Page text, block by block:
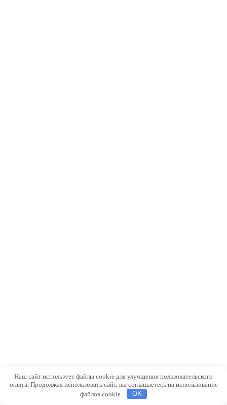
Наш сайт использует файлы cookie для улучшения пользовательского
опыта. Продолжая использовать сайт, вы соглашаетесь на использование
файлов cookie.
OK